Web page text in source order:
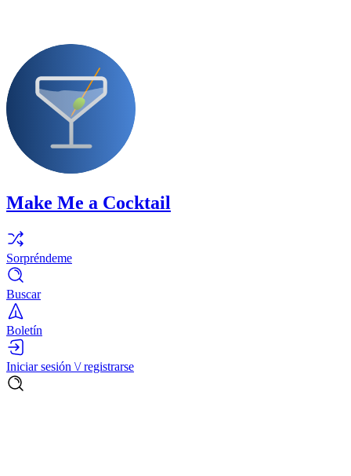
Make Me a Cocktail
Sorpréndeme
Buscar
Boletín
Iniciar sesión \/ registrarse